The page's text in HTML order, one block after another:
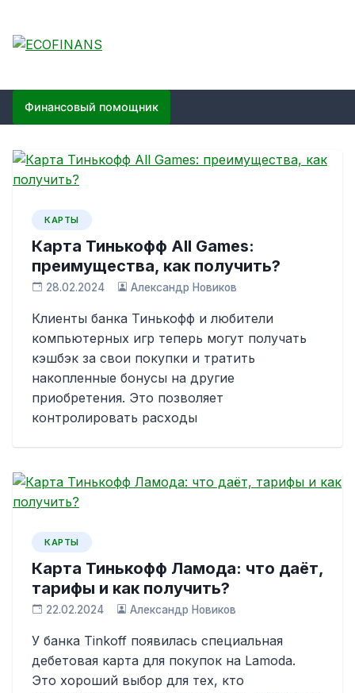
content
ECOFINANS
Финансовый помощник
КАРТЫ
Карта Тинькофф All Games:
преимущества, как получить?
28.02.2024 Александр Новиков
Клиенты банка Тинькофф и любители
компьютерных игр теперь могут получать
кэшбэк за свои покупки и тратить
накопленные бонусы на другие
приобретения. Это позволяет
контролировать расходы
КАРТЫ
Карта Тинькофф Ламода: что даёт,
тарифы и как получить?
22.02.2024 Александр Новиков
У банка Tinkoff появилась специальная
дебетовая карта для покупок на Lamoda.
Это хороший выбор для тех, кто